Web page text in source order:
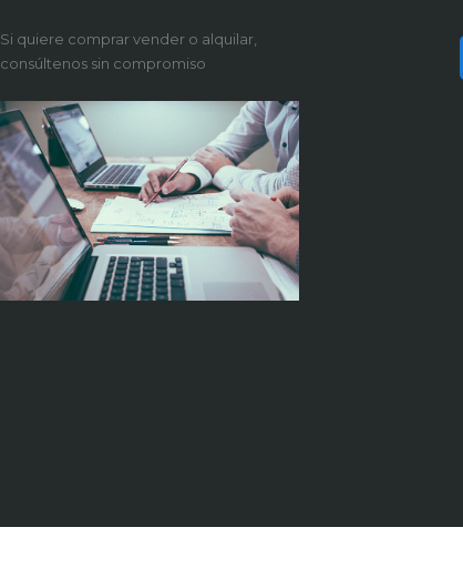
Si quiere comprar vender o alquilar,
consúltenos sin compromiso